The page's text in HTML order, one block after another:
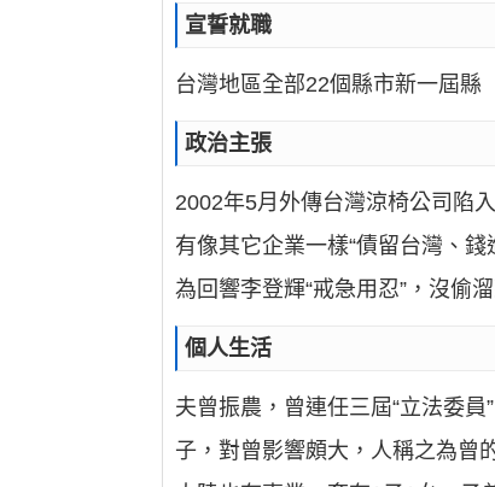
宣誓就職
台灣地區全部22個縣市新一屆縣
政治主張
2002年5月外傳台灣涼椅公司陷
有像其它企業一樣“債留台灣、
為回響李登輝“戒急用忍”，沒偷
個人生活
夫曾振農，曾連任三屆“立法委
子，對曾影響頗大，人稱之為曾